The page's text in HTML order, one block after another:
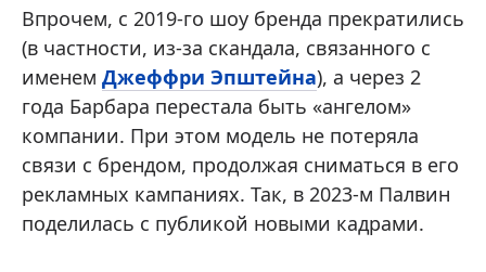
Впрочем, с 2019-го шоу бренда прекратились
(в частности, из-за скандала, связанного с
именем Джеффри Эпштейна), а через 2
года Барбара перестала быть «ангелом»
компании. При этом модель не потеряла
связи с брендом, продолжая сниматься в его
рекламных кампаниях. Так, в 2023-м Палвин
поделилась с публикой новыми кадрами.